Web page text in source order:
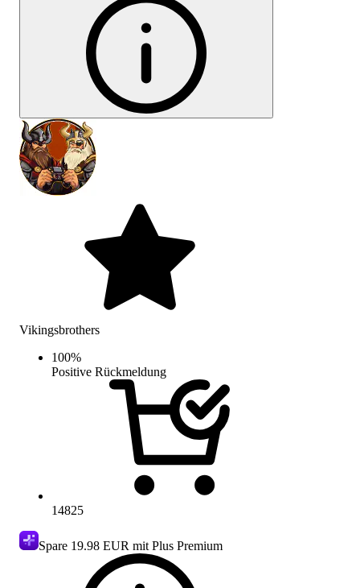
Vikingsbrothers
100%
Positive Rückmeldung
14825
Spare 19.98 EUR mit Plus Premium